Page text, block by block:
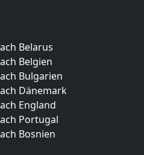
Belarus
Belgien
Bulgarien
Dänemark
England
Portugal
Bosnien